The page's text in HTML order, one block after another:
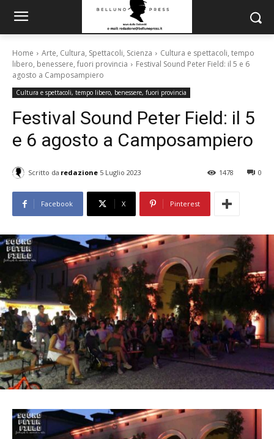
Home Arte, Cultura, Spettacoli, Scienza
Cultura e spettacoli, tempo
libero, benessere, fuori provincia
Festival Sound Peter Field: il 5 e 6
agosto a Camposampiero
Cultura e spettacoli, tempo libero, benessere, fuori provincia
Festival Sound Peter Field: il 5
e 6 agosto a Camposampiero
Scritto da redazione 5 Luglio 2023 0
1478
Facebook X Pinterest